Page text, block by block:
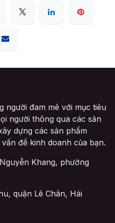
người đam mê với mục tiêu
người thông qua các sản
dựng các sản phẩm
đề kinh doanh của bạn.
Khang, phường
quận Lê Chân, Hải